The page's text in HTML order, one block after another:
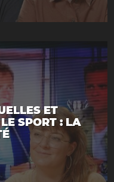
ET
SPORT : LA